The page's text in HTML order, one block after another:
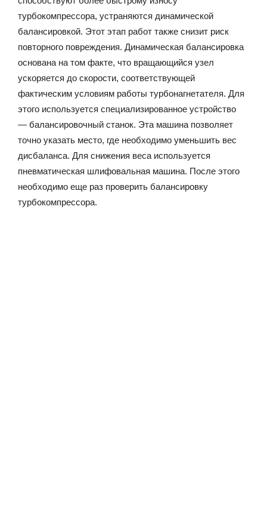
турбокомпрессора, устраняются динамической
балансировкой. Этот этап работ также снизит риск
повторного повреждения. Динамическая балансировка
основана на том факте, что вращающийся узел
ускоряется до скорости, соответствующей
фактическим условиям работы турбонагнетателя. Для
этого используется специализированное устройство
— балансировочный станок. Эта машина позволяет
точно указать место, где необходимо уменьшить вес
дисбаланса. Для снижения веса используется
пневматическая шлифовальная машина. После этого
необходимо еще раз проверить балансировку
турбокомпрессора.